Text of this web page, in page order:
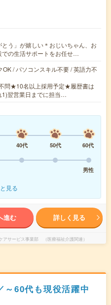
う」が嬉しい＊おじいちゃん、お
での生活サポートをお任せ…
/ パソコンスキル不要 / 英語力不
問★10名以上採用予定★履歴書は
翌営業日までに担当…
40代 50代
60代
男性
見る
進む 詳しく見る
サービス事業部 （医療福祉介護関連）
～60代も現役活躍中